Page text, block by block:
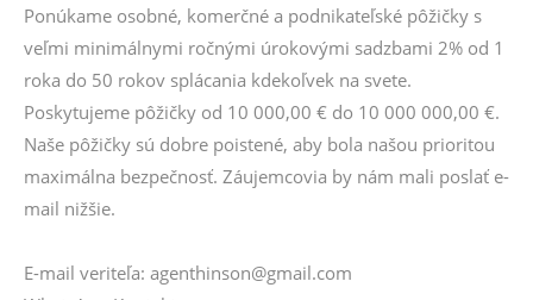
Ponúkame osobné, komerčné a podnikateľské pôžičky s
veľmi minimálnymi ročnými úrokovými sadzbami 2% od 1
roka do 50 rokov splácania kdekoľvek na svete.
Poskytujeme pôžičky od 10 000,00 € do 10 000 000,00 €.
Naše pôžičky sú dobre poistené, aby bola našou prioritou
maximálna bezpečnosť. Záujemcovia by nám mali poslať e-
mail nižšie.
E-mail veriteľa: agenthinson@gmail.com